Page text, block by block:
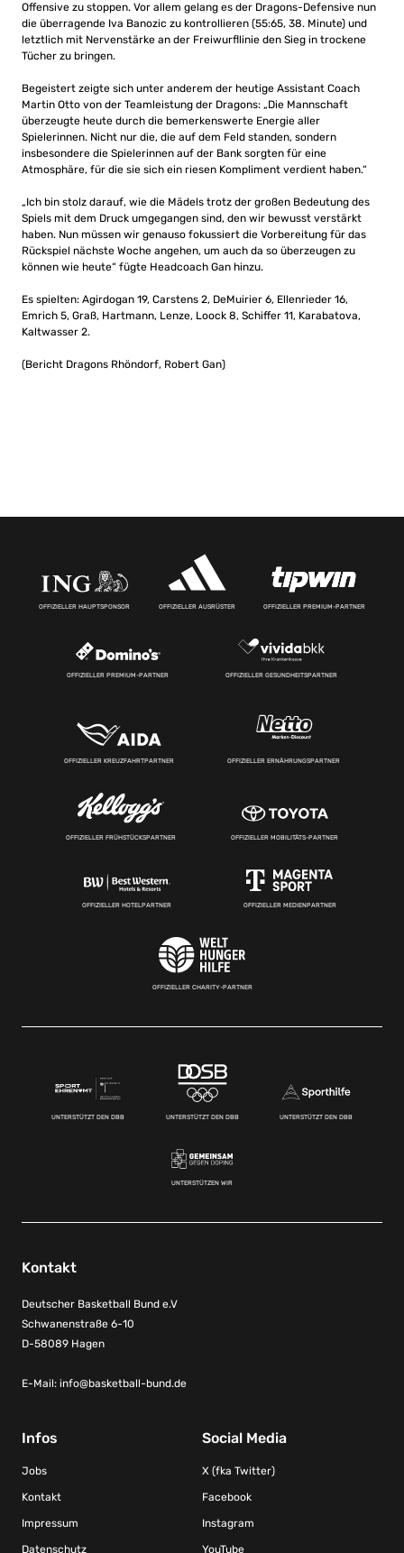
Offensive zu stoppen. Vor allem gelang es der Dragons-Defensive nun
die überragende Iva Banozic zu kontrollieren (55:65, 38. Minute) und
letztlich mit Nervenstärke an der Freiwurfllinie den Sieg in trockene
Tücher zu bringen.
Begeistert zeigte sich unter anderem der heutige Assistant Coach
Martin Otto von der Teamleistung der Dragons: „Die Mannschaft
überzeugte heute durch die bemerkenswerte Energie aller
Spielerinnen. Nicht nur die, die auf dem Feld standen, sondern
insbesondere die Spielerinnen auf der Bank sorgten für eine
Atmosphäre, für die sie sich ein riesen Kompliment verdient haben.“
„Ich bin stolz darauf, wie die Mädels trotz der großen Bedeutung des
Spiels mit dem Druck umgegangen sind, den wir bewusst verstärkt
haben. Nun müssen wir genauso fokussiert die Vorbereitung für das
Rückspiel nächste Woche angehen, um auch da so überzeugen zu
können wie heute“ fügte Headcoach Gan hinzu.
Es spielten: Agirdogan 19, Carstens 2, DeMuirier 6, Ellenrieder 16,
Emrich 5, Graß, Hartmann, Lenze, Loock 8, Schiffer 11, Karabatova,
Kaltwasser 2.
(Bericht Dragons Rhöndorf, Robert Gan)
OFFIZIELLER HAUPTSPONSOR OFFIZIELLER AUSRÜSTER OFFIZIELLER PREMIUM-PARTNER
OFFIZIELLER PREMIUM-PARTNER OFFIZIELLER GESUNDHEITSPARTNER
OFFIZIELLER KREUZFAHRTPARTNER OFFIZIELLER ERNÄHRUNGSPARTNER
OFFIZIELLER FRÜHSTÜCKSPARTNER OFFIZIELLER MOBILITÄTS-PARTNER
OFFIZIELLER HOTELPARTNER OFFIZIELLER MEDIENPARTNER
OFFIZIELLER CHARITY-PARTNER
UNTERSTÜTZT DEN DBB UNTERSTÜTZT DEN DBB UNTERSTÜTZT DEN DBB
UNTERSTÜTZEN WIR
Kontakt
Deutscher Basketball Bund e.V
Schwanenstraße 6-10
D-58089 Hagen
E-Mail: info@basketball-bund.de
Infos
Jobs
Kontakt
Impressum
Datenschutz
Social Media
X (fka Twitter)
Facebook
Instagram
YouTube